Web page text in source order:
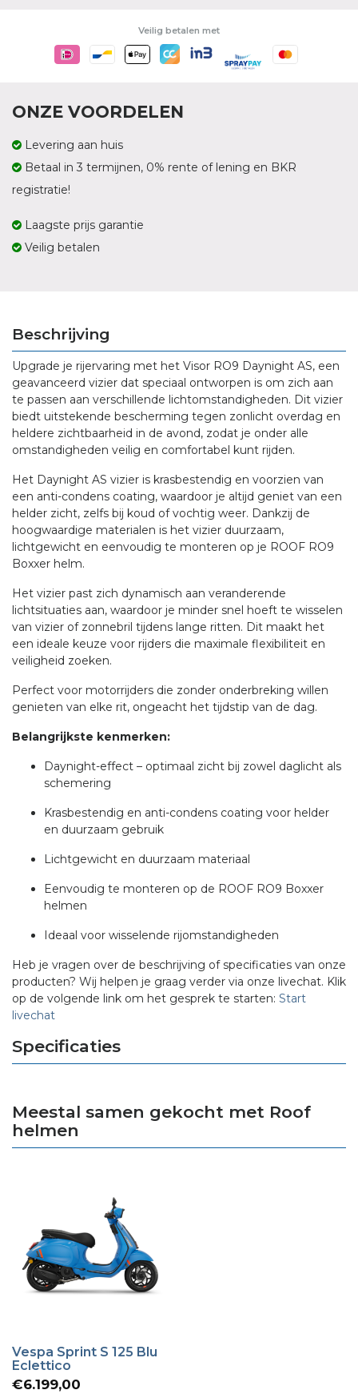
Veilig betalen met
ONZE VOORDELEN
Levering aan huis
Betaal in 3 termijnen, 0% rente of lening en BKR
registratie!
Laagste prijs garantie
Veilig betalen
Beschrijving
Upgrade je rijervaring met het Visor RO9 Daynight AS, een
geavanceerd vizier dat speciaal ontworpen is om zich aan
te passen aan verschillende lichtomstandigheden. Dit vizier
biedt uitstekende bescherming tegen zonlicht overdag en
heldere zichtbaarheid in de avond, zodat je onder alle
omstandigheden veilig en comfortabel kunt rijden.
Het Daynight AS vizier is krasbestendig en voorzien van
een anti-condens coating, waardoor je altijd geniet van een
helder zicht, zelfs bij koud of vochtig weer. Dankzij de
hoogwaardige materialen is het vizier duurzaam,
lichtgewicht en eenvoudig te monteren op je ROOF RO9
Boxxer helm.
Het vizier past zich dynamisch aan veranderende
lichtsituaties aan, waardoor je minder snel hoeft te wisselen
van vizier of zonnebril tijdens lange ritten. Dit maakt het
een ideale keuze voor rijders die maximale flexibiliteit en
veiligheid zoeken.
Perfect voor motorrijders die zonder onderbreking willen
genieten van elke rit, ongeacht het tijdstip van de dag.
Belangrijkste kenmerken:
Daynight-effect – optimaal zicht bij zowel daglicht als
schemering
Krasbestendig en anti-condens coating voor helder
en duurzaam gebruik
Lichtgewicht en duurzaam materiaal
Eenvoudig te monteren op de ROOF RO9 Boxxer
helmen
Ideaal voor wisselende rijomstandigheden
Heb je vragen over de beschrijving of specificaties van onze
producten? Wij helpen je graag verder via onze livechat. Klik
op de volgende link om het gesprek te starten: Start
livechat
Specificaties
Meestal samen gekocht met Roof
helmen
Vespa Sprint S 125 Blu
Eclettico
€6.199,00